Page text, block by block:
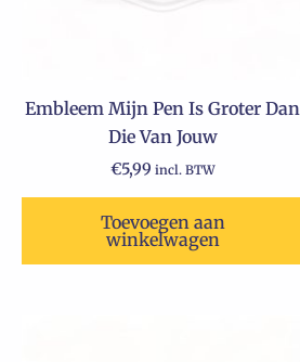
Embleem Mijn Pen Is Groter Dan
Die Van Jouw
€5,99 incl. BTW
Toevoegen aan
winkelwagen